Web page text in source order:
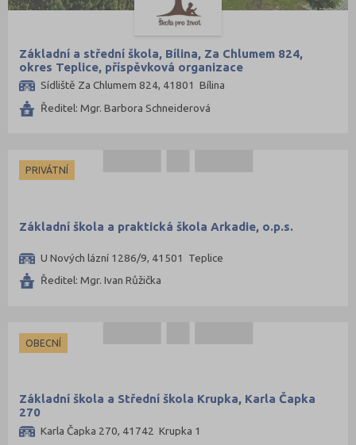
Základní a střední škola, Bílina, Za Chlumem 824,
okres Teplice, příspěvková organizace
Sídliště Za Chlumem 824, 41801 Bílina
Ředitel: Mgr. Barbora Schneiderová
PRIVÁTNÍ
Základní škola a praktická škola Arkadie, o.p.s.
U Nových lázní 1286/9, 41501 Teplice
Ředitel: Mgr. Ivan Růžička
OBECNÍ
Základní škola a Střední škola Krupka, Karla Čapka
270
Karla Čapka 270, 41742 Krupka 1